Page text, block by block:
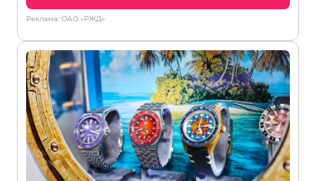
Реклама: ОАО «РЖД»